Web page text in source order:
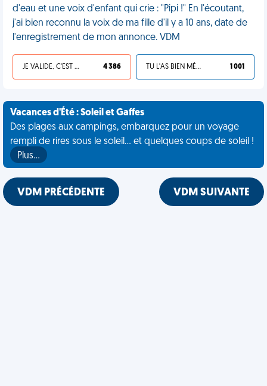
d'eau et une voix d'enfant qui crie : "Pipi !" En l'écoutant,
j'ai bien reconnu la voix de ma fille d'il y a 10 ans, date de
l'enregistrement de mon annonce. VDM
JE VALIDE, C'EST UNE VDM 4 386 TU L'AS BIEN MÉRITÉ 1 001
Vacances d'Été : Soleil et Gaffes
Des plages aux campings, embarquez pour un voyage
rempli de rires sous le soleil... et quelques coups de soleil !
Plus…
VDM PRÉCÉDENTE VDM SUIVANTE